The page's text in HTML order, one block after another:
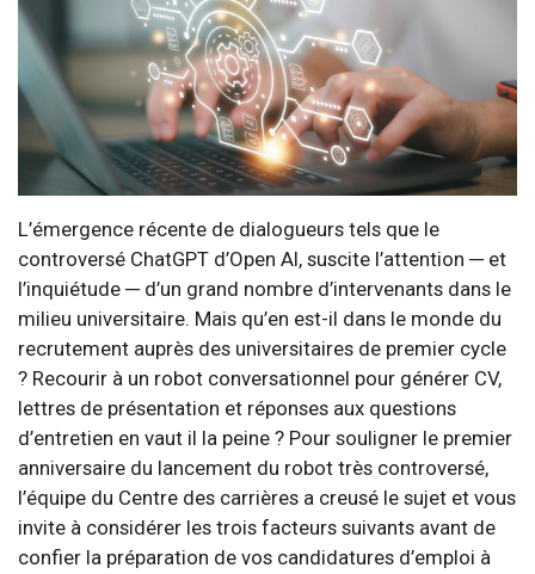
L’émergence récente de dialogueurs tels que le
controversé ChatGPT d’Open AI, suscite l’attention ─ et
l’inquiétude ─ d’un grand nombre d’intervenants dans le
milieu universitaire. Mais qu’en est-il dans le monde du
recrutement auprès des universitaires de premier cycle
? Recourir à un robot conversationnel pour générer CV,
lettres de présentation et réponses aux questions
d’entretien en vaut il la peine ? Pour souligner le premier
anniversaire du lancement du robot très controversé,
l’équipe du Centre des carrières a creusé le sujet et vous
invite à considérer les trois facteurs suivants avant de
confier la préparation de vos candidatures d’emploi à